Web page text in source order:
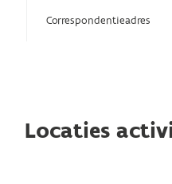
Correspondentieadres
Locaties